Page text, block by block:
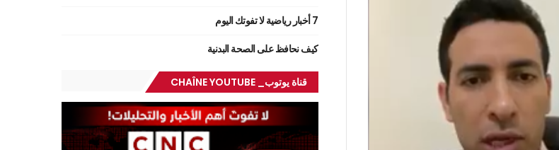
7 أخبار رياضية لا تفوتك اليوم
كيف نحافظ على الصحة البدنية
قناة يوتوب_ CHAÎNE YOUTUBE